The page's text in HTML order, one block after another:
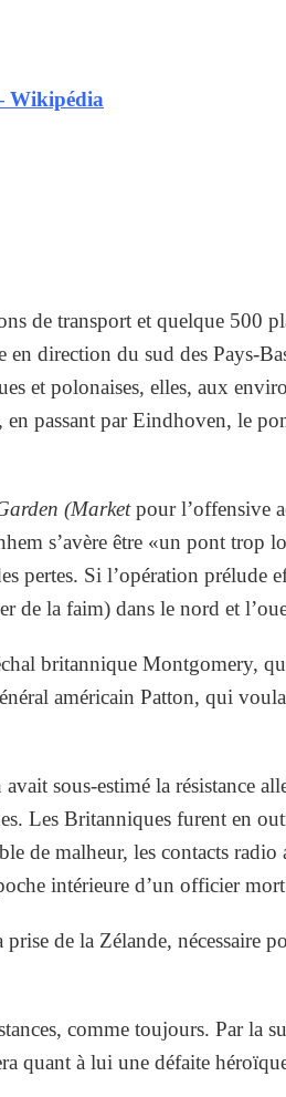
Wikipédia
de transport et quelque 500
direction du sud des Pays-
et polonaises, elles, aux
passant par Eindhoven, le
(Marketpour l’offensive
s’avère être «un pont trop
pertes. Si l’opération prélude
de la faim) dans le nord et
britannique Montgomery,
américain Patton, qui
sous-estimé la résistance
Les Britanniques furent en
de malheur, les contacts
intérieure d’un officier
de la Zélande, nécessaire
comme toujours. Par la
quant à lui une défaite